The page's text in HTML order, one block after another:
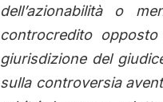
dell’azionabilità o
controcredito
giurisdizione del
sulla controversia